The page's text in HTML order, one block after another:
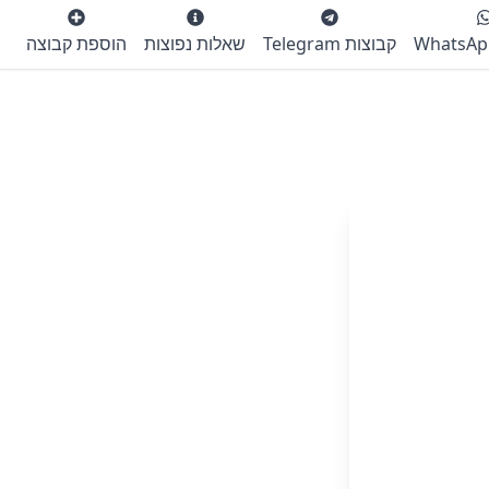
קבוצות Telegram שאלות נפוצות הוספת קבוצה